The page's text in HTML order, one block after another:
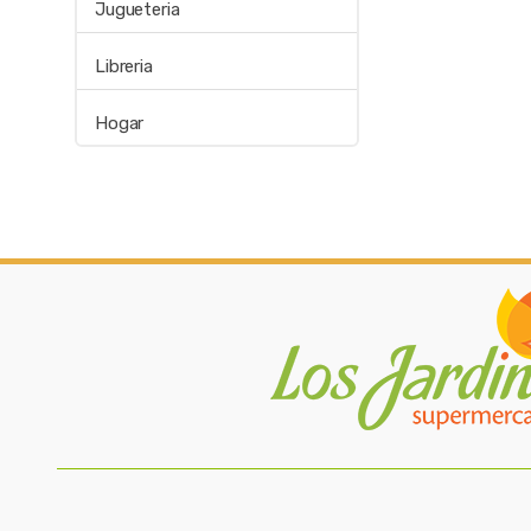
Jugueteria
Libreria
Hogar